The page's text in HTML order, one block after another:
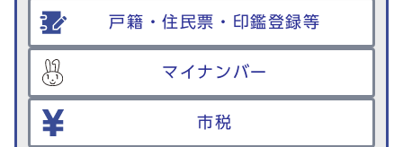
戸籍・住民票・印鑑登録等
マイナンバー
市税